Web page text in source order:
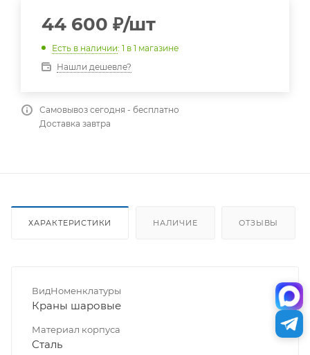
44 600 ₽/шт
Есть в наличии: 1 в 1 магазине
Нашли дешевле?
Самовывоз сегодня - бесплатно
Доставка завтра
ХАРАКТЕРИСТИКИ НАЛИЧИЕ ОТЗЫВЫ
ВидНоменклатуры
Краны шаровые
Материал корпуса
Сталь